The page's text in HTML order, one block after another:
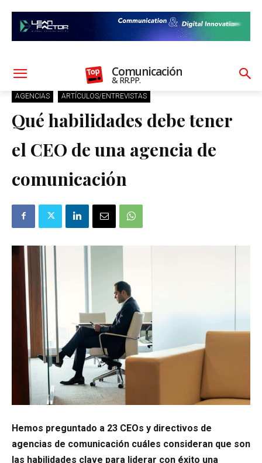
Comunicación
& RR.PP.
AGENCIAS ARTÍCULOS/ENTREVISTAS
Qué habilidades debe tener
el CEO de una agencia de
comunicación
Hemos preguntado a 23 CEOs y directivos de
agencias de comunicación cuáles consideran que son
las habilidades clave para liderar con éxito una